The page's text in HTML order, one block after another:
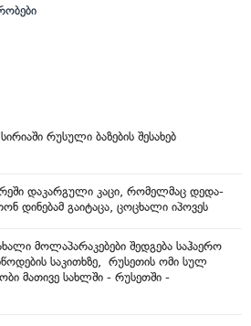
რუსული ბაზების შესახებ
დაკარგული კაცი, რომელმაც დედა-
დინებამ გაიტაცა, ცოცხალი იპოვეს
მოლაპარაკებები შედგება საჰაერო
საკითხზე, რუსეთის ომი სულ
მათივე სახლში - რუსეთში -